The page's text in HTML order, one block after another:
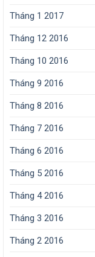
Tháng 1 2017
Tháng 12 2016
Tháng 10 2016
Tháng 9 2016
Tháng 8 2016
Tháng 7 2016
Tháng 6 2016
Tháng 5 2016
Tháng 4 2016
Tháng 3 2016
Tháng 2 2016